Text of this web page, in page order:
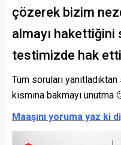
çözerek bizim
almayı
testimizde hak
Tüm soruları
kısmına bakmayı unutma
Maaşını yoruma yaz ki